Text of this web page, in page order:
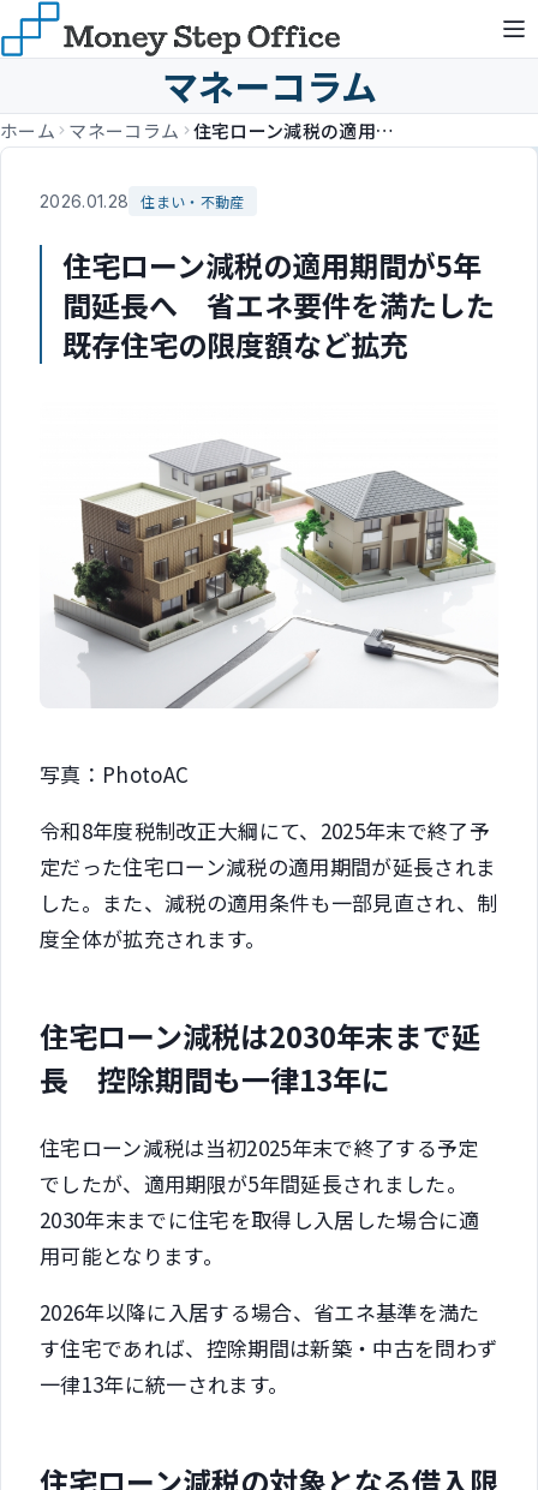
マネーコラム
ホーム マネーコラム 住宅ローン減税の適用期間が5年間延長へ 省エネ要件を満たした既存住宅の限度額など拡充
2026.01.28 住まい・不動産
住宅ローン減税の適用期間が5年
間延長へ 省エネ要件を満たした
既存住宅の限度額など拡充
写真：PhotoAC
令和8年度税制改正大綱にて、2025年末で終了予
定だった住宅ローン減税の適用期間が延長されま
した。また、減税の適用条件も一部見直され、制
度全体が拡充されます。
住宅ローン減税は2030年末まで延
長 控除期間も一律13年に
住宅ローン減税は当初2025年末で終了する予定
でしたが、適用期限が5年間延長されました。
2030年末までに住宅を取得し入居した場合に適
用可能となります。
2026年以降に入居する場合、省エネ基準を満た
す住宅であれば、控除期間は新築・中古を問わず
一律13年に統一されます。
住宅ローン減税の対象となる借入限